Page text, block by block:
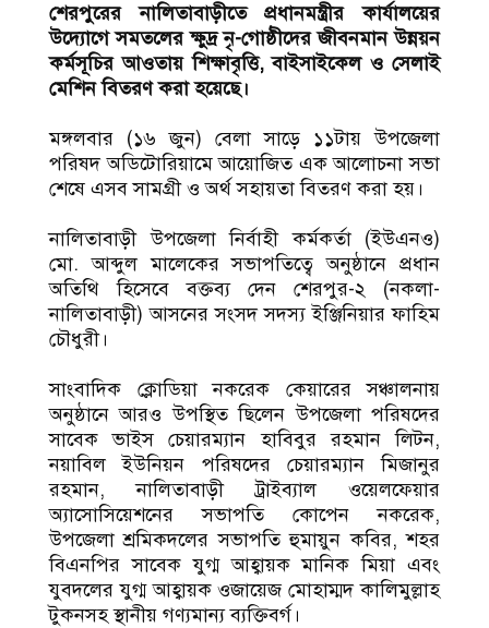
শেরপুরের নালিতাবাড়ীতে প্রধানমন্ত্রীর কার্যালয়ের
উদ্যোগে সমতলের ক্ষুদ্র নৃ-গোষ্ঠীদের জীবনমান উন্নয়ন
কর্মসূচির আওতায় শিক্ষাবৃত্তি, বাইসাইকেল ও সেলাই
মেশিন বিতরণ করা হয়েছে।
মঙ্গলবার (১৬ জুন) বেলা সাড়ে ১১টায় উপজেলা
পরিষদ অডিটোরিয়ামে আয়োজিত এক আলোচনা সভা
শেষে এসব সামগ্রী ও অর্থ সহায়তা বিতরণ করা হয়।
নালিতাবাড়ী উপজেলা নির্বাহী কর্মকর্তা (ইউএনও)
মো. আব্দুল মালেকের সভাপতিত্বে অনুষ্ঠানে প্রধান
অতিথি হিসেবে বক্তব্য দেন শেরপুর-২ (নকলা-
নালিতাবাড়ী) আসনের সংসদ সদস্য ইঞ্জিনিয়ার ফাহিম
চৌধুরী।
সাংবাদিক ক্লোডিয়া নকরেক কেয়ারের সঞ্চালনায়
অনুষ্ঠানে আরও উপস্থিত ছিলেন উপজেলা পরিষদের
সাবেক ভাইস চেয়ারম্যান হাবিবুর রহমান লিটন,
নয়াবিল ইউনিয়ন পরিষদের চেয়ারম্যান মিজানুর
রহমান, নালিতাবাড়ী ট্রাইব্যাল ওয়েলফেয়ার
অ্যাসোসিয়েশনের সভাপতি কোপেন নকরেক,
উপজেলা শ্রমিকদলের সভাপতি হুমায়ুন কবির, শহর
বিএনপির সাবেক যুগ্ম আহ্বায়ক মানিক মিয়া এবং
যুবদলের যুগ্ম আহ্বায়ক ওজায়েজ মোহাম্মদ কালিমুল্লাহ
টুকনসহ স্থানীয় গণ্যমান্য ব্যক্তিবর্গ।